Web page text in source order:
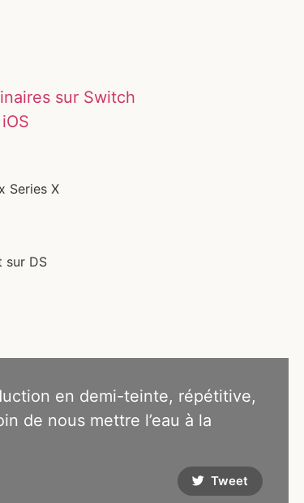
sur Switch
Series X
sur DS
en demi-teinte, répétitive,
de nous mettre l’eau à la
Tweet